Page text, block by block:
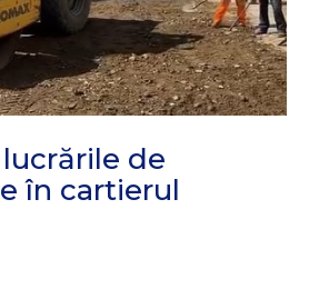
de
în cartierul